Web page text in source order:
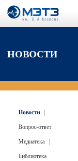
НОВОСТИ
Новости
Вопрос-ответ
Медиатека
Библиотека